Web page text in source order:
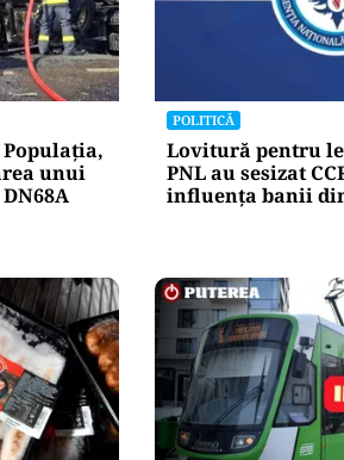
unui
POLITICĂ
Lovitură pentru
PNL au sesizat
influența banii